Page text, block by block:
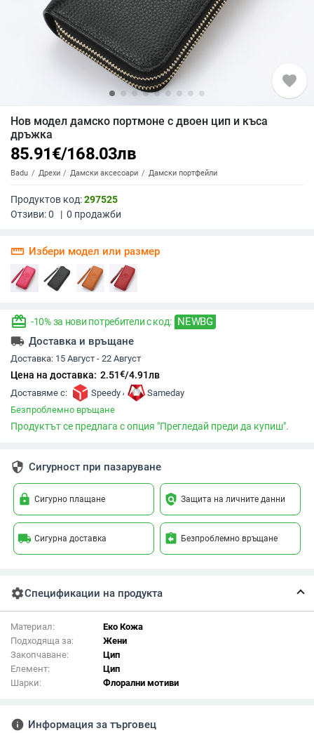
favorite
Нов модел дамско портмоне с двоен цип и къса
дръжка
85.91€/168.03лв
Badu Дрехи Дамски аксесоари Дамски портфейли
Продуктов код:297525
Отзиви:0 | 0 продажби
straighten Избери модел или размер
redeem -10% за нови потребители с код: NEWBG
local_shipping Доставка и връщане
Доставка: 15 Август - 22 Август
Цена на доставка: 2.51€/4.91лв
Доставяме с: Speedy ,
Sameday
Безпроблемно връщане
Продуктът се предлага с опция "Прегледай преди да купиш".
security Сигурност при пазаруване
lock Сигурно плащане policy Защита на личните данни
local_shipping Сигурна доставка assignment_return Безпроблемно връщане
settingsСпецификации на продукта
Материал:
Еко Кожа
Подходяща за:
Жени
Закопчаване:
Цип
Елемент:
Цип
Шарки:
Флорални мотиви
info Информация за търговец